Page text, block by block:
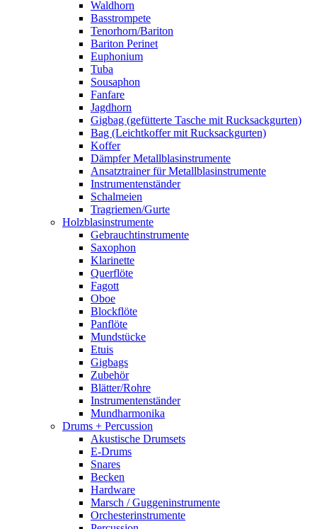
Waldhorn
Basstrompete
Tenorhorn/Bariton
Bariton Perinet
Euphonium
Tuba
Sousaphon
Fanfare
Jagdhorn
Gigbag (gefütterte Tasche mit Rucksackgurten)
Bag (Leichtkoffer mit Rucksackgurten)
Koffer
Dämpfer Metallblasinstrumente
Ansatztrainer für Metallblasinstrumente
Instrumentenständer
Schalmeien
Tragriemen/Gurte
Holzblasinstrumente
Gebrauchtinstrumente
Saxophon
Klarinette
Querflöte
Fagott
Oboe
Blockflöte
Panflöte
Mundstücke
Etuis
Gigbags
Zubehör
Blätter/Rohre
Instrumentenständer
Mundharmonika
Drums + Percussion
Akustische Drumsets
E-Drums
Snares
Becken
Hardware
Marsch / Guggeninstrumente
Orchesterinstrumente